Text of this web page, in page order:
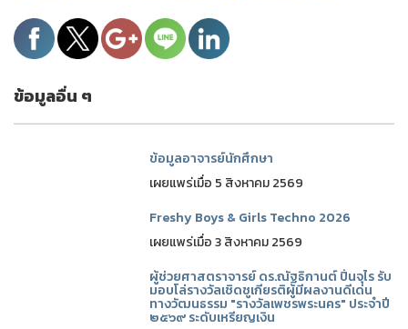
ข้อมูลอื่น ๆ
ข้อมูลอาจารย์นักศึกษา
เผยแพร่เมื่อ 5 สิงหาคม 2569
Freshy Boys & Girls Techno 2026
เผยแพร่เมื่อ 3 สิงหาคม 2569
ผู้ช่วยศาสตราจารย์ ดร.ณัฐธิกานต์ ปิ่นจุไร รับ
มอบโล่รางวัลเชิดชูเกียรติผู้มีผลงานดีเด่น
ทางวัฒนธรรม "รางวัลเพชรพระนคร" ประจำปี
๒๕๖๙ ระดับเหรียญเงิน